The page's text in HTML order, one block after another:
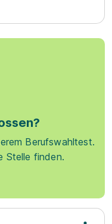
Berufswahltest.
Stelle finden.